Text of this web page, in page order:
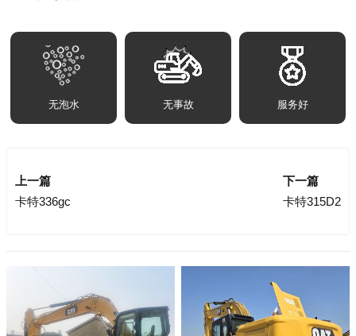
无泡水 无事故 服务好
上一篇
卡特336gc
下一篇
卡特315D2